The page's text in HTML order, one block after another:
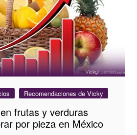
Recomendaciones de Vicky
frutas y verduras
por pieza en México